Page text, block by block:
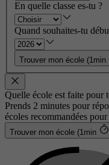
En quelle classe es-tu ?
Quand souhaites-tu
Trouver mon école (1min
Quelle école est faite pour
Prends 2 minutes pour
écoles recommandées
Trouver mon école (1min